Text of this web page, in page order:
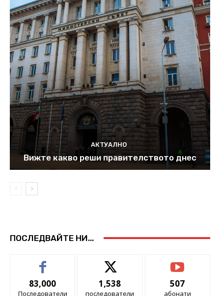
АКТУАЛНО
Вижте какво реши правителството днес
ПОСЛЕДВАЙТЕ НИ...
83,000
Последователи
1,538
последователи
507
абонати